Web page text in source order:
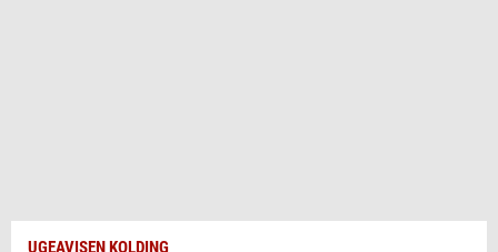
UGEAVISEN KOLDING